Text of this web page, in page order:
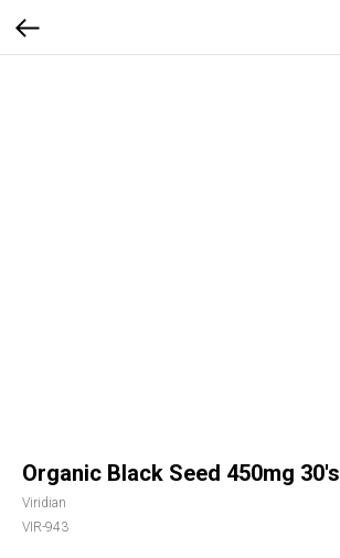
Organic Black Seed 450mg 30's
Viridian
VIR-943